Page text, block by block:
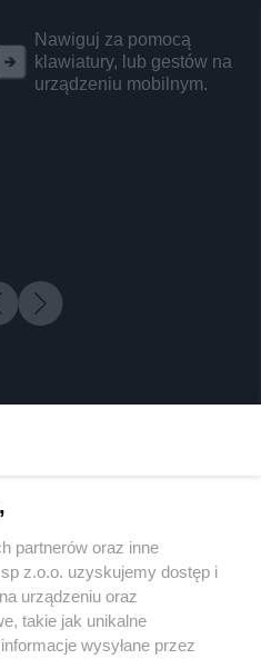
Nawiguj za pomocą
klawiatury, lub gestów na
urządzeniu mobilnym.
partnerów oraz inne
z.o.o. uzyskujemy dostęp i
urządzeniu oraz
takie jak unikalne
wysyłane przez